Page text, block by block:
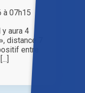
07h15
aura 4
distance 7
entre